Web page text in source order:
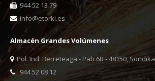
944 52 13 79
info@etorki.es
Almacén Grandes Volúmenes
Pol. Ind. Berreteaga - Pab 6B - 48150, Sondika
944 52 08 12